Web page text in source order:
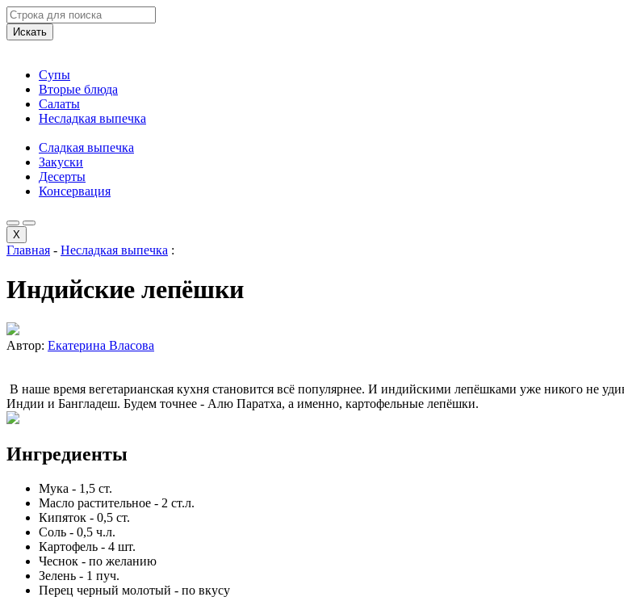
Искать
Супы
Вторые блюда
Салаты
Несладкая выпечка
Сладкая выпечка
Закуски
Десерты
Консервация
X
Главная - Несладкая выпечка :
Индийские лепёшки
Автор: Екатерина Власова
В наше время вегетарианская кухня становится всё популярнее. И индийскими лепёшками уже никого не
Индии и Бангладеш. Будем точнее - Алю Паратха, а именно, картофельные лепёшки.
Ингредиенты
Мука - 1,5 ст.
Масло растительное - 2 ст.л.
Кипяток - 0,5 ст.
Соль - 0,5 ч.л.
Картофель - 4 шт.
Чеснок - по желанию
Зелень - 1 пуч.
Перец черный молотый - по вкусу